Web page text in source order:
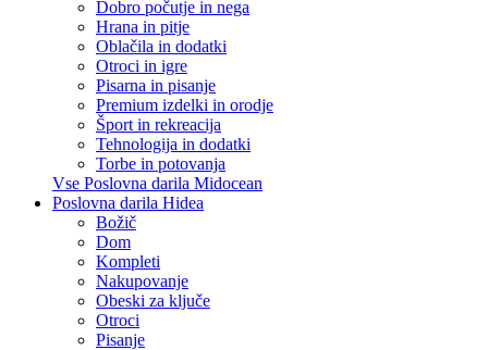
Dobro počutje in nega
Hrana in pitje
Oblačila in dodatki
Otroci in igre
Pisarna in pisanje
Premium izdelki in orodje
Šport in rekreacija
Tehnologija in dodatki
Torbe in potovanja
Vse Poslovna darila Midocean
Poslovna darila Hidea
Božič
Dom
Kompleti
Nakupovanje
Obeski za ključe
Otroci
Pisanje